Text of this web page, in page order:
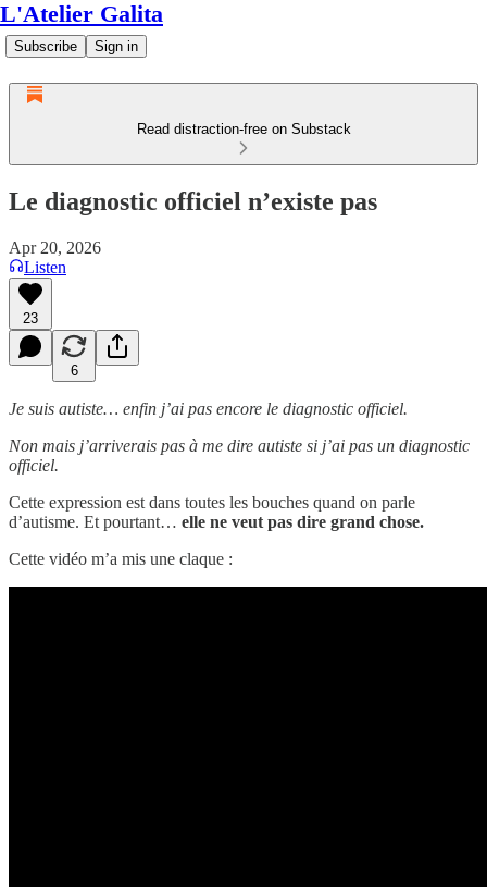
L'Atelier Galita
Subscribe Sign in
Read distraction-free on Substack
Le diagnostic officiel n’existe pas
Apr 20, 2026
Listen
23
6
Je suis autiste… enfin j’ai pas encore le diagnostic officiel.
Non mais j’arriverais pas à me dire autiste si j’ai pas un diagnostic
officiel.
Cette expression est dans toutes les bouches quand on parle
d’autisme. Et pourtant… elle ne veut pas dire grand chose.
Cette vidéo m’a mis une claque :